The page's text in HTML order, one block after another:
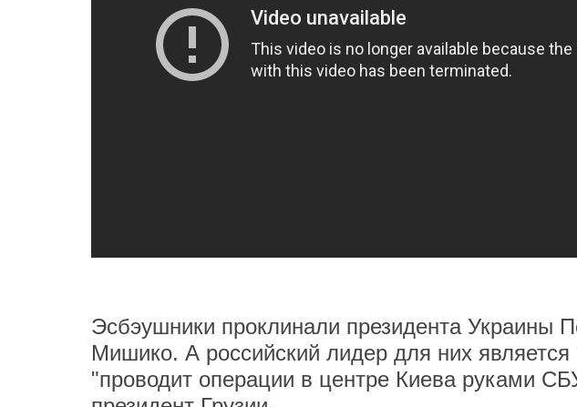
Эсбэушники проклинали президента Украины
Мишико. А российский лидер для них
"проводит операции в центре Киева руками